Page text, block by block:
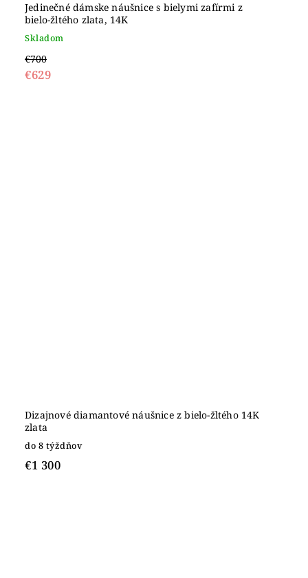
Jedinečné dámske náušnice s bielymi zafírmi z
bielo-žltého zlata, 14K
Skladom
€700
€629
Dizajnové diamantové náušnice z bielo-žltého 14K
zlata
do 8 týždňov
€1 300